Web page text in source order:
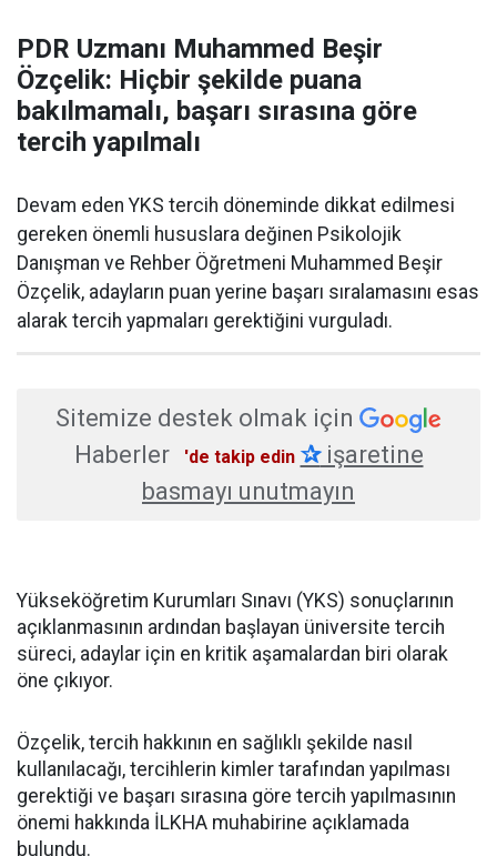
PDR Uzmanı Muhammed Beşir
Özçelik: Hiçbir şekilde puana
bakılmamalı, başarı sırasına göre
tercih yapılmalı
Devam eden YKS tercih döneminde dikkat edilmesi
gereken önemli hususlara değinen Psikolojik
Danışman ve Rehber Öğretmeni Muhammed Beşir
Özçelik, adayların puan yerine başarı sıralamasını esas
alarak tercih yapmaları gerektiğini vurguladı.
Sitemize destek olmak için
Haberler
'de takip edin ✰işaretine
basmayı unutmayın
Yükseköğretim Kurumları Sınavı (YKS) sonuçlarının
açıklanmasının ardından başlayan üniversite tercih
süreci, adaylar için en kritik aşamalardan biri olarak
öne çıkıyor.
Özçelik, tercih hakkının en sağlıklı şekilde nasıl
kullanılacağı, tercihlerin kimler tarafından yapılması
gerektiği ve başarı sırasına göre tercih yapılmasının
önemi hakkında İLKHA muhabirine açıklamada
bulundu.